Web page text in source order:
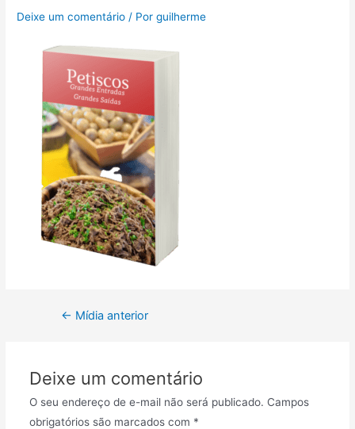
Deixe um comentário / Porguilherme
← Mídia anterior
Deixe um comentário
O seu endereço de e-mail não será publicado. Campos
obrigatórios são marcados com *